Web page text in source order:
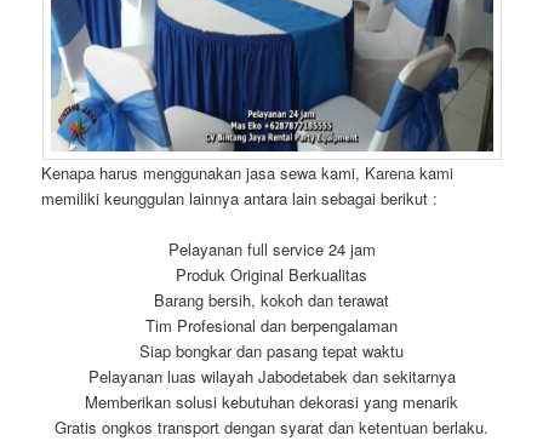
Kenapa harus menggunakan jasa sewa kami, Karena kami
memiliki keunggulan lainnya antara lain sebagai berikut :
Pelayanan full service 24 jam
Produk Original Berkualitas
Barang bersih, kokoh dan terawat
Tim Profesional dan berpengalaman
Siap bongkar dan pasang tepat waktu
Pelayanan luas wilayah Jabodetabek dan sekitarnya
Memberikan solusi kebutuhan dekorasi yang menarik
Gratis ongkos transport dengan syarat dan ketentuan berlaku.